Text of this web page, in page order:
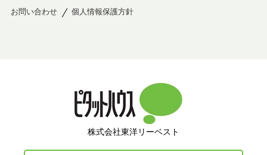
お問い合わせ
個人情報保護方針
株式会社東洋リーベスト